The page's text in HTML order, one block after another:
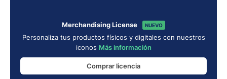
Merchandising License NUEVO
Personaliza tus productos físicos y digitales con nuestros
iconos Más información
Comprar licencia